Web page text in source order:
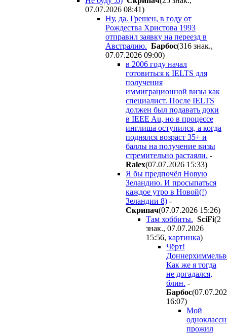
07.07.2026 08:41)
Ну, да. Грешен, в году от
Рождества Христова 1993
отправил заявку на переезд в
Австралию. Бapбoc(316 знак.,
07.07.2026 09:00)
в 2006 году начал
готовиться к IELTS для
получения
иммиграционной визы как
специалист. После IELTS
должен был подавать доки
в IEEE Au, но в процессе
инглиша оступился, а когда
поднялся возраст 35+ и
баллы на получение визы
стремительно растаяли. -
Ralex(07.07.2026 15:33)
Я бы предпочёл Новую
Зеландию. И просыпаться
каждое утро в Новой(!)
Зеландии 8) -
Cкpипaч(07.07.2026 15:26)
Там хоббиты. SciFi(2
знак., 07.07.2026
15:56, картинка)
Чёрт!
Как же я тогда
не догадался,
блин. -
Бapбoc
16:07)
Мой
прожил